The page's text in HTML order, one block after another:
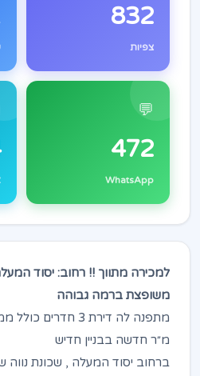
832
צפיות
💬
472
WhatsApp
למכירה מתווך !! רחוב: יסוד
משופצת ברמה גבוהה
מ״ר חדשה בבניין חדיש
ברחוב יסוד המעלה , שכונת נווה